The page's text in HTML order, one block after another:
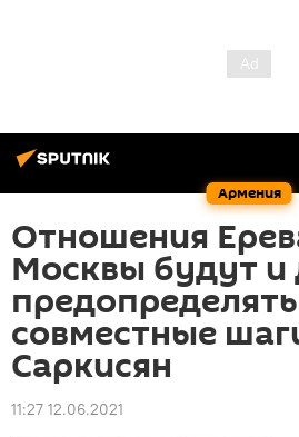
Армения
Отношения
Москвы будут
предопределять
совместные
Саркисян
11:27 12.06.2021